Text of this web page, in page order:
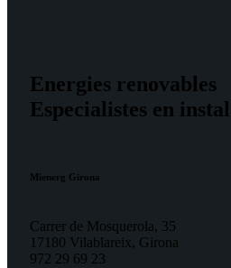
Energies renovables
Especialistes en
Mienerg Girona
Carrer de Mosquerola, 35
17180 Vilablareix, Girona
972 29 69 23